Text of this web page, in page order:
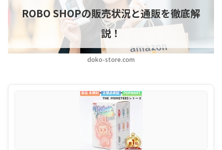
doko-store.com
ROBO SHOPの販売状況と通販を徹底解
説！